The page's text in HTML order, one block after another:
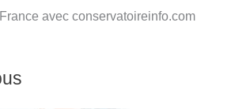
avec conservatoireinfo.com